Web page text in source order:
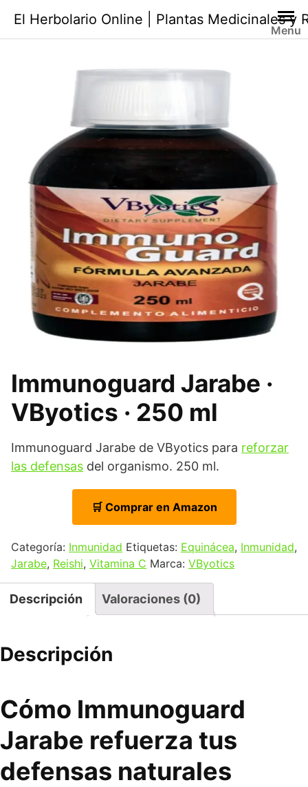
contenido
El Herbolario Online | Plantas Medicinales y
Menu
Immunoguard Jarabe ·
VByotics · 250 ml
Immunoguard Jarabe de VByotics para reforzar
las defensas del organismo. 250 ml.
🛒 Comprar en Amazon
Categoría: Inmunidad Etiquetas: Equinácea, Inmunidad,
Jarabe, Reishi, Vitamina C Marca: VByotics
Descripción Valoraciones (0)
Descripción
Cómo Immunoguard
Jarabe refuerza tus
defensas naturales